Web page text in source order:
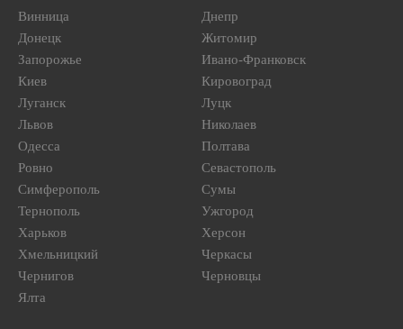
Винница
Днепр
Донецк
Житомир
Запорожье
Ивано-Франковск
Киев
Кировоград
Луганск
Луцк
Львов
Николаев
Одесса
Полтава
Ровно
Севастополь
Симферополь
Сумы
Тернополь
Ужгород
Харьков
Херсон
Хмельницкий
Черкасы
Чернигов
Черновцы
Ялта